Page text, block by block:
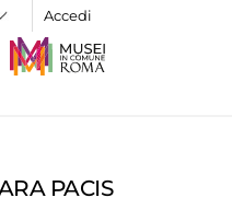
Accedi
PACIS